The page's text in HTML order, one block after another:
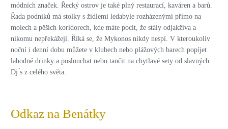
módních značek. Řecký ostrov je také plný restaurací, kaváren a barů.
Řada podniků má stolky s židlemi ledabyle rozházenými přímo na
molech a pěších koridorech, kde máte pocit, že stály odjakživa a
nikomu nepřekážejí. Říká se, že Mykonos nikdy nespí. V kteroukoliv
noční i denní dobu můžete v klubech nebo plážových barech popíjet
lahodné drinky a poslouchat nebo tančit na chytlavé sety od slavných
Dj ́s z celého světa.
Odkaz na Benátky